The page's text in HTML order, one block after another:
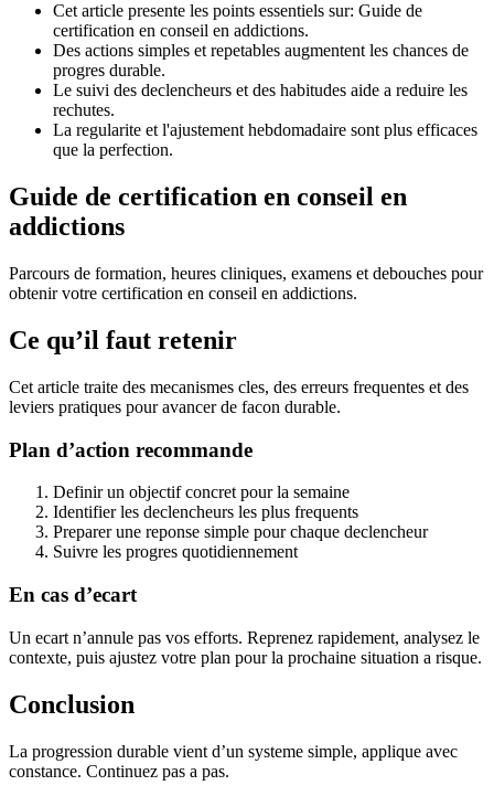
Cet article presente les points essentiels sur: Guide de
certification en conseil en addictions.
Des actions simples et repetables augmentent les chances de
progres durable.
Le suivi des declencheurs et des habitudes aide a reduire les
rechutes.
La regularite et l'ajustement hebdomadaire sont plus efficaces
que la perfection.
Guide de certification en conseil en
addictions
Parcours de formation, heures cliniques, examens et debouches pour
obtenir votre certification en conseil en addictions.
Ce qu’il faut retenir
Cet article traite des mecanismes cles, des erreurs frequentes et des
leviers pratiques pour avancer de facon durable.
Plan d’action recommande
Definir un objectif concret pour la semaine
Identifier les declencheurs les plus frequents
Preparer une reponse simple pour chaque declencheur
Suivre les progres quotidiennement
En cas d’ecart
Un ecart n’annule pas vos efforts. Reprenez rapidement, analysez le
contexte, puis ajustez votre plan pour la prochaine situation a risque.
Conclusion
La progression durable vient d’un systeme simple, applique avec
constance. Continuez pas a pas.